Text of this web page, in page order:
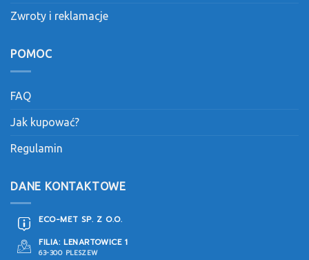
Zwroty i reklamacje
POMOC
FAQ
Jak kupować?
Regulamin
DANE KONTAKTOWE
ECO-MET SP. Z O.O.
FILIA: LENARTOWICE 1
63-300 PLESZEW